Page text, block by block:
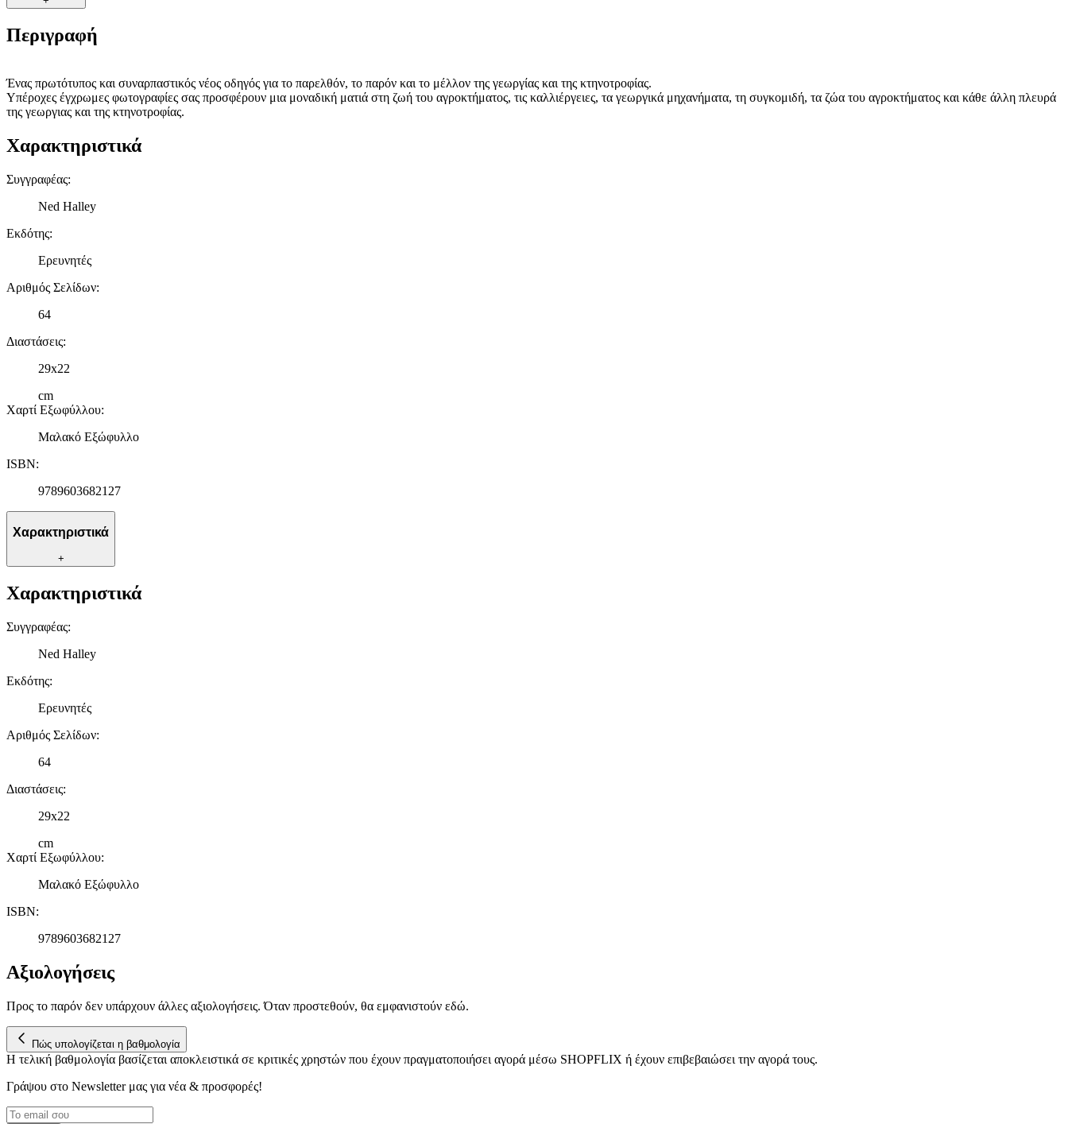
Περιγραφή
Ένας πρωτότυπος και συναρπαστικός νέος οδηγός για το παρελθόν, το παρόν και το μέλλον της γεωργίας και της κτηνοτροφίας.
Υπέροχες έγχρωμες φωτογραφίες σας προσφέρουν μια μοναδική ματιά στη ζωή του αγροκτήματος, τις καλλιέργειες, τα γεωργικά μηχανήματα, τη συγκομιδή, τα ζώα του αγροκτήματος και κάθε άλλη πλευρά
της γεωργιας και της κτηνοτροφίας.
Χαρακτηριστικά
Συγγραφέας:
Ned Halley
Εκδότης:
Ερευνητές
Αριθμός Σελίδων:
64
Διαστάσεις:
29x22
cm
Χαρτί Εξωφύλλου:
Μαλακό Εξώφυλλο
ISBN:
9789603682127
Χαρακτηριστικά
+
Χαρακτηριστικά
Συγγραφέας:
Ned Halley
Εκδότης:
Ερευνητές
Αριθμός Σελίδων:
64
Διαστάσεις:
29x22
cm
Χαρτί Εξωφύλλου:
Μαλακό Εξώφυλλο
ISBN:
9789603682127
Αξιολογήσεις
Προς το παρόν δεν υπάρχουν άλλες αξιολογήσεις. Όταν προστεθούν, θα εμφανιστούν εδώ.
Πώς υπολογίζεται η βαθμολογία
Η τελική βαθμολογία βασίζεται αποκλειστικά σε κριτικές χρηστών που έχουν πραγματοποιήσει αγορά μέσω SHOPFLIX ή έχουν επιβεβαιώσει την αγορά τους.
Γράψου στο Νewsletter μας για νέα & προσφορές!